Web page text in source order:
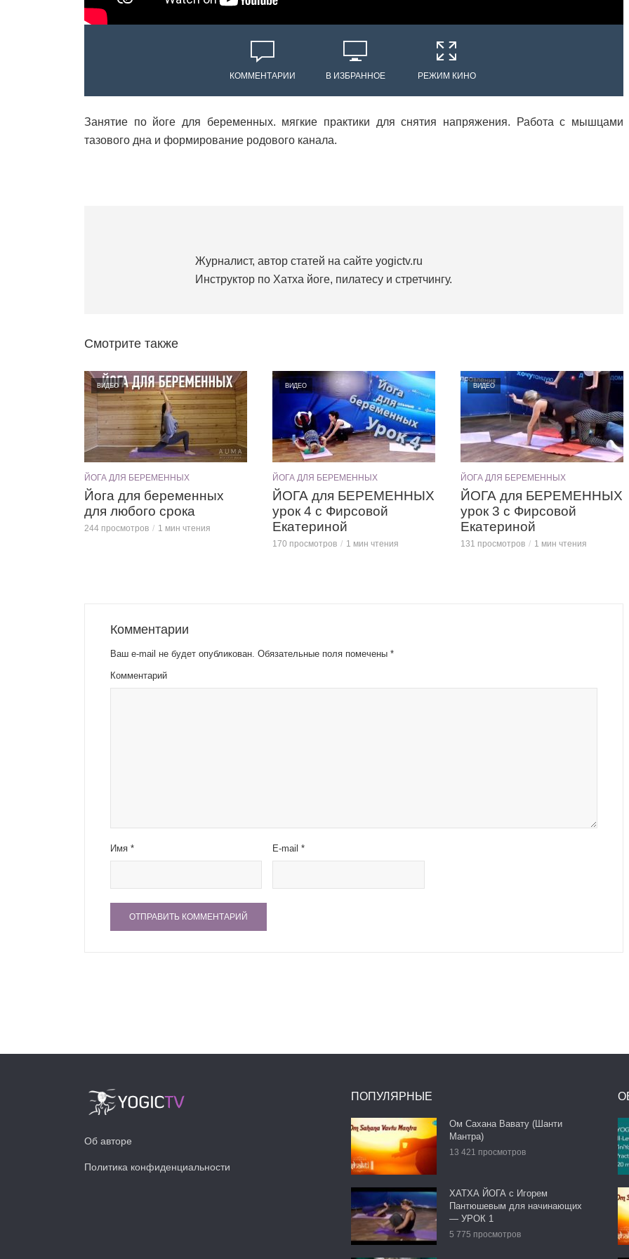
КОММЕНТАРИИ В ИЗБРАННОЕ РЕЖИМ КИНО
Занятие по йоге для беременных. мягкие практики для снятия напряжения. Работа с мышцами
тазового дна и формирование родового канала.
Журналист, автор статей на сайте yogictv.ru
Инструктор по Хатха йоге, пилатесу и стретчингу.
Смотрите также
ВИДЕО
ЙОГА ДЛЯ БЕРЕМЕННЫХ
Йога для беременных
для любого срока
244 просмотров 1 мин чтения
ВИДЕО
ЙОГА ДЛЯ БЕРЕМЕННЫХ
ЙОГА для БЕРЕМЕННЫХ
урок 4 с Фирсовой
Екатериной
170 просмотров 1 мин чтения
ВИДЕО
ЙОГА ДЛЯ БЕРЕМЕННЫХ
ЙОГА для БЕРЕМЕННЫХ
урок 3 с Фирсовой
Екатериной
131 просмотров 1 мин чтения
Комментарии
Ваш e-mail не будет опубликован. Обязательные поля помечены *
Комментарий
Имя * E-mail*
Об авторе
Политика конфиденциальности
ПОПУЛЯРНЫЕ
Ом Сахана Вавату (Шанти
Мантра)
13 421 просмотров
ХАТХА ЙОГА с Игорем
Пантюшевым для начинающих
— УРОК 1
5 775 просмотров